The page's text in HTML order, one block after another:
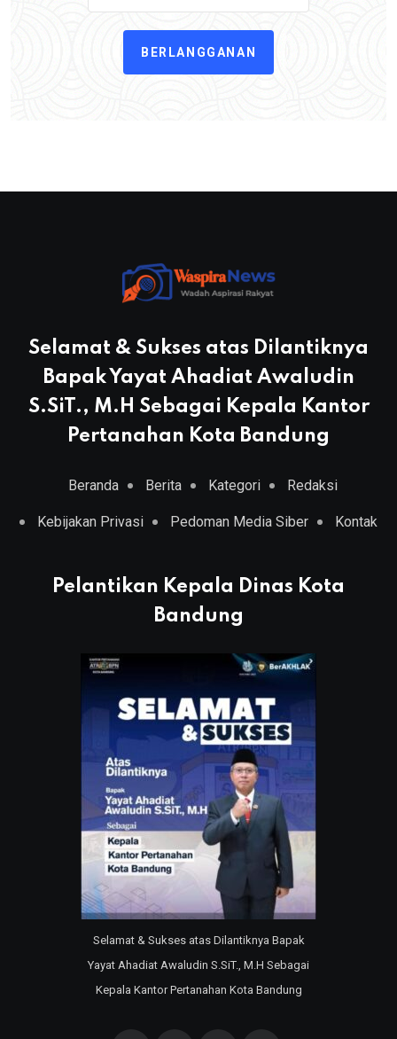
BERLANGGANAN
Selamat & Sukses atas Dilantiknya
Bapak Yayat Ahadiat Awaludin
S.SiT., M.H Sebagai Kepala Kantor
Pertanahan Kota Bandung
Beranda Berita Kategori Redaksi
Kebijakan Privasi Pedoman Media Siber Kontak
Pelantikan Kepala Dinas Kota
Bandung
Selamat & Sukses atas Dilantiknya Bapak
Yayat Ahadiat Awaludin S.SiT., M.H Sebagai
Kepala Kantor Pertanahan Kota Bandung